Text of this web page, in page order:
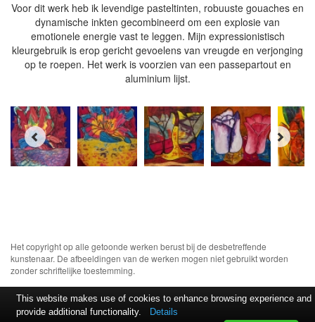
Voor dit werk heb ik levendige pasteltinten, robuuste gouaches en
dynamische inkten gecombineerd om een explosie van
emotionele energie vast te leggen. Mijn expressionistisch
kleurgebruik is erop gericht gevoelens van vreugde en verjonging
op te roepen. Het werk is voorzien van een passepartout en
aluminium lijst.
Het copyright op alle getoonde werken berust bij de desbetreffende
kunstenaar. De afbeeldingen van de werken mogen niet gebruikt worden
zonder schriftelijke toestemming.
This website makes use of cookies to enhance browsing experience and
provide additional functionality.
Details